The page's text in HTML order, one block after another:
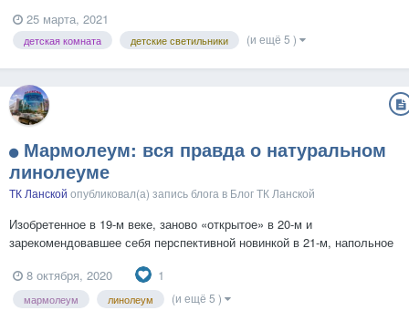
рациональной и эргономичной, а самое главное — безопасной. Мы
собрали ТОП-5 маст-хэвов для детской комнаты, среди которых
25 марта, 2021
детская комната детские светильники (и ещё 5 )
Мармолеум: вся правда о натуральном
линолеуме
ТК Ланской опубликовал(а) запись блога в Блог ТК Ланской
Изобретенное в 19-м веке, заново «открытое» в 20-м и
зарекомендовавшее себя перспективной новинкой в 21-м, напольное
но имеет мало общего со своим синтетическим собратом. Новый
старый мармолеум Натуральный линолеум мармолеум зача...
8 октября, 2020 1
мармолеум линолеум (и ещё 5 )